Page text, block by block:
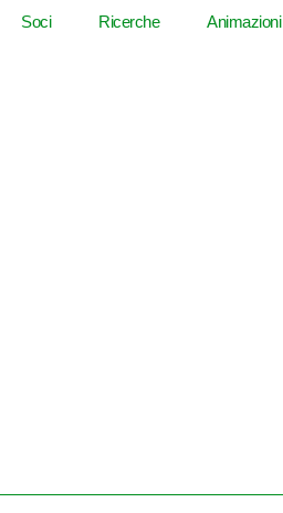
Soci Ricerche Animazioni